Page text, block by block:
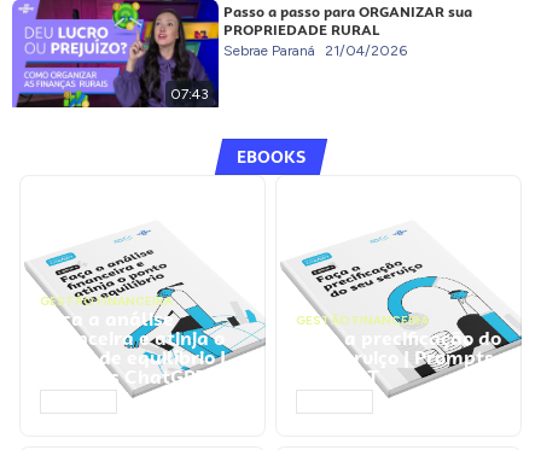
07:43
Passo a passo para ORGANIZAR sua
PROPRIEDADE RURAL
Sebrae Paraná 21/04/2026
EBOOKS
GESTÃO FINANCEIRA
Faça a análise
financeira e atinja o
ponto de equilíbrio |
Prompts ChatGPT
GESTÃO FINANCEIRA
Faça a precificação do
seu serviço | Prompts
ChatGPT